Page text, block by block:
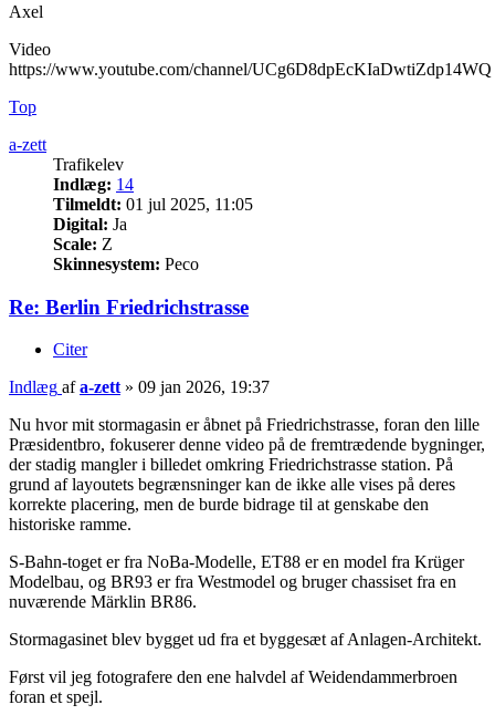
Axel
Video
https://www.youtube.com/channel/UCg6D8dpEcKIaDwtiZdp14WQ
Top
a-zett
Trafikelev
Indlæg: 14
Tilmeldt: 01 jul 2025, 11:05
Digital: Ja
Scale: Z
Skinnesystem: Peco
Re: Berlin Friedrichstrasse
Citer
Indlæg afa-zett » 09 jan 2026, 19:37
Nu hvor mit stormagasin er åbnet på Friedrichstrasse, foran den lille
Præsidentbro, fokuserer denne video på de fremtrædende bygninger,
der stadig mangler i billedet omkring Friedrichstrasse station. På
grund af layoutets begrænsninger kan de ikke alle vises på deres
korrekte placering, men de burde bidrage til at genskabe den
historiske ramme.
S-Bahn-toget er fra NoBa-Modelle, ET88 er en model fra Krüger
Modelbau, og BR93 er fra Westmodel og bruger chassiset fra en
nuværende Märklin BR86.
Stormagasinet blev bygget ud fra et byggesæt af Anlagen-Architekt.
Først vil jeg fotografere den ene halvdel af Weidendammerbroen
foran et spejl.